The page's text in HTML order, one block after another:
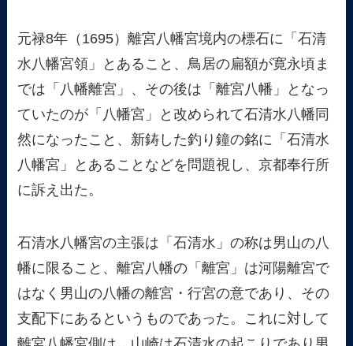
元禄8年（1695）離宮八幡宮境内の標石に「石清
水八幡宮領」とあること、鳥居の扁額が寛永頃ま
では「八幡離宮」、その後は「離宮八幡」となっ
ていたのが「八幡宮」と改められて石清水八幡同
然になったこと、新鋳した釣り鐘の銘に「石清水
八幡宮」とあることなどを問題視し、京都奉行所
に訴え出た。
石清水八幡宮の主張は「石清水」の称は男山の八
幡に限ること、離宮八幡の「離宮」は河陽離宮で
はなく男山の八幡の離宮・行宮の意であり、その
支配下にあるというものであった。これに対して